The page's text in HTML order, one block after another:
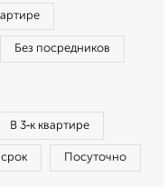
Без посредников
В 3‑к квартире
Посуточно